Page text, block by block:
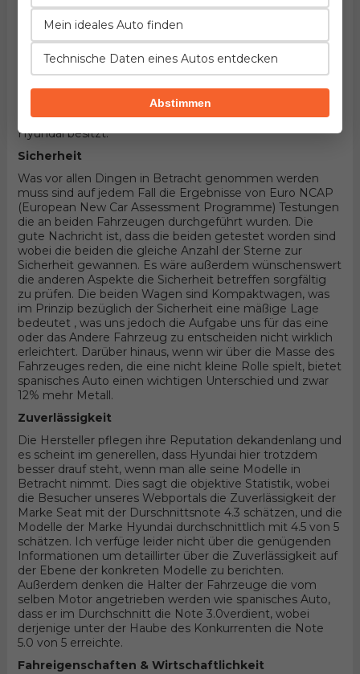
Fahrzeuge handelt! Hier könnten die Details entscheiden.
Wenn wir in Betracht nehmen, dass die beiden
Kompaktwagen sind und 5 Türer Kombi Karosserieform
und Vorderradantrieb haben, wird alles von konkreten
Aggregaten abhängen die durch diesel bewegt werden.
Unter der Haube des ersten befindet sich der Motor
entwickelt von Volkswagen, 4-zylindrisches Aggregat mit
16 Ventilen und 150PS , wobei der andere 4-zylindrisches
Aggregat mit 16 Ventilen und 136PS Produkt von
Hyundai besitzt.
Sicherheit
Was vor allen Dingen in Betracht genommen werden
muss sind auf jedem Fall die Ergebnisse von Euro NCAP
(European New Car Assessment Programme) Testungen
die an beiden Fahrzeugen durchgeführt wurden. Die
gute Nachricht ist, dass die beiden getestet worden sind
wobei die beiden die gleiche Anzahl der Sterne zur
Sicherheit gewannen. Es wäre außerdem wünschenswert
die anderen Aspekte die Sicherheit betreffen sorgfältig
zu prüfen. Die beiden Wagen sind Kompaktwagen, was
im Prinzip bezüglich der Sicherheit eine mäßige Lage
bedeutet , was uns jedoch die Aufgabe uns für das eine
oder das Andere Fahrzeug zu entscheiden nicht wirklich
erleichtert. Darüber hinaus, wenn wir über die Masse des
Fahrzeuges reden, die eine nicht kleine Rolle spielt, bietet
spanisches Auto einen wichtigen Unterschied und zwar
12% mehr Metall.
Zuverlässigkeit
Die Hersteller pflegen ihre Reputation dekandenlang und
es scheint im generellen, dass Hyundai hier trotzdem
besser drauf steht, wenn man alle seine Modelle in
Betracht nimmt. Dies sagt die objektive Statistik, wobei
die Besucher unseres Webportals die Zuverlässigkeit der
Marke Seat mit der Durschnittsnote 4.3 schätzen, und die
Modelle der Marke Hyundai durchschnittlich mit 4.5 von 5
schätzen. Ich verfüge leider nicht über die genügenden
Informationen um detaillirter über die Zuverlässigkeit auf
der Ebene der konkreten Modelle zu berichten.
Außerdem denken die Halter der Fahrzeuge die vom
selben Motor angetrieben werden wie spanisches Auto,
dass er im Durchschnitt die Note 3.0verdient, wobei
derjenige unter der Haube des Konkurrenten die Note
5.0 von 5 erreichte.
Fahreigenschaften & Wirtschaftlichkeit
Mein ideales Auto finden
Technische Daten eines Autos entdecken
Abstimmen